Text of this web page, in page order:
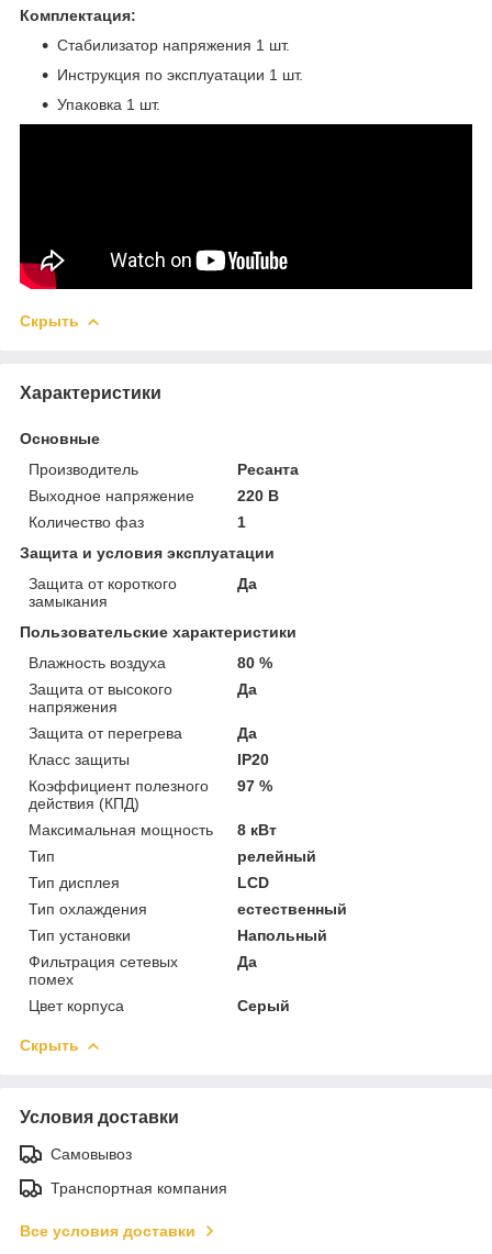
Комплектация:
Стабилизатор напряжения 1 шт.
Инструкция по эксплуатации 1 шт.
Упаковка 1 шт.
Скрыть
Характеристики
Основные
Производитель
Ресанта
Выходное напряжение
220 В
Количество фаз
1
Защита и условия эксплуатации
Защита от короткого
замыкания
Да
Пользовательские характеристики
Влажность воздуха
80 %
Защита от высокого
напряжения
Да
Защита от перегрева
Да
Класс защиты
IP20
Коэффициент полезного
действия (КПД)
97 %
Максимальная мощность
8 кВт
Тип
релейный
Тип дисплея
LCD
Тип охлаждения
естественный
Тип установки
Напольный
Фильтрация сетевых
помех
Да
Цвет корпуса Серый
Скрыть
Условия доставки
Самовывоз
Транспортная компания
Все условия доставки